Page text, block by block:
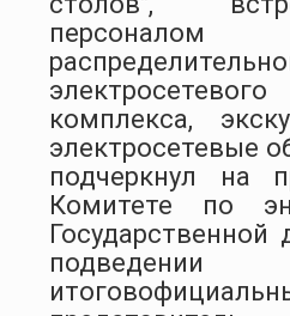
персоналом
электросетевого
комплекса,
электросетевые
подчеркнул на
Комитете по
подведении